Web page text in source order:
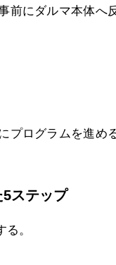
前にダルマ本体へ
プログラムを進め
ステップ
。